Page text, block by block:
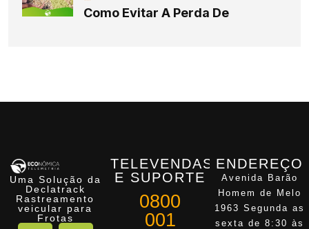
Como Evitar A Perda De
Uma Solução da
Declatrack
Rastreamento
veicular para
Frotas
TELEVENDAS
E SUPORTE
0800
001
ENDEREÇO
Avenida Barão
Homem de Melo
1963 Segunda as
sexta de 8:30 às